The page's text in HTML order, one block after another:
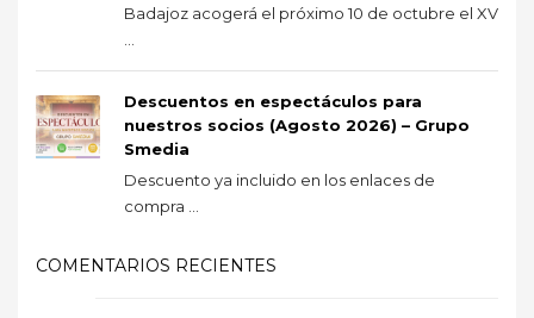
Badajoz acogerá el próximo 10 de octubre el XV
Descuentos en espectáculos para
nuestros socios (Agosto 2026) – Grupo
Smedia
Descuento ya incluido en los enlaces de
compra ...
COMENTARIOS RECIENTES